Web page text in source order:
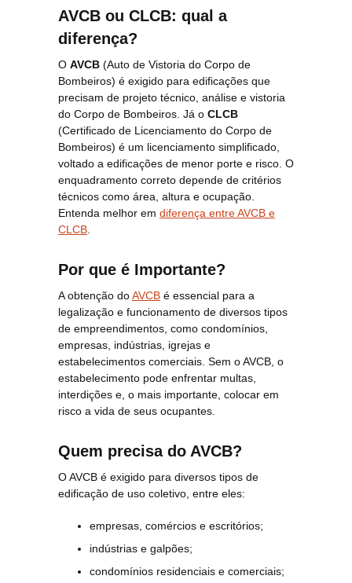
AVCB ou CLCB: qual a
diferença?
O AVCB (Auto de Vistoria do Corpo de
Bombeiros) é exigido para edificações que
precisam de projeto técnico, análise e vistoria
do Corpo de Bombeiros. Já o CLCB
(Certificado de Licenciamento do Corpo de
Bombeiros) é um licenciamento simplificado,
voltado a edificações de menor porte e risco. O
enquadramento correto depende de critérios
técnicos como área, altura e ocupação.
Entenda melhor em diferença entre AVCB e
CLCB.
Por que é Importante?
A obtenção doAVCB é essencial para a
legalização e funcionamento de diversos tipos
de empreendimentos, como condomínios,
empresas, indústrias, igrejas e
estabelecimentos comerciais. Sem o AVCB, o
estabelecimento pode enfrentar multas,
interdições e, o mais importante, colocar em
risco a vida de seus ocupantes.
Quem precisa do AVCB?
O AVCB é exigido para diversos tipos de
edificação de uso coletivo, entre eles:
empresas, comércios e escritórios;
indústrias e galpões;
condomínios residenciais e comerciais;